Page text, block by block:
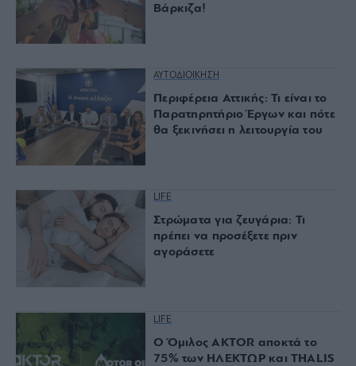
Βάρκιζα!
ΑΥΤΟΔΙΟΙΚΗΣΗ
Περιφέρεια Αττικής: Τι είναι το
Παρατηρητήριο Έργων και πότε
θα ξεκινήσει η λειτουργία του
LIFE
Στρώματα για ζευγάρια: Τι
πρέπει να προσέξετε πριν
αγοράσετε
LIFE
Ο Όμιλος AKTOR αποκτά το
75% των ΗΛΕΚΤΩΡ και THALIS